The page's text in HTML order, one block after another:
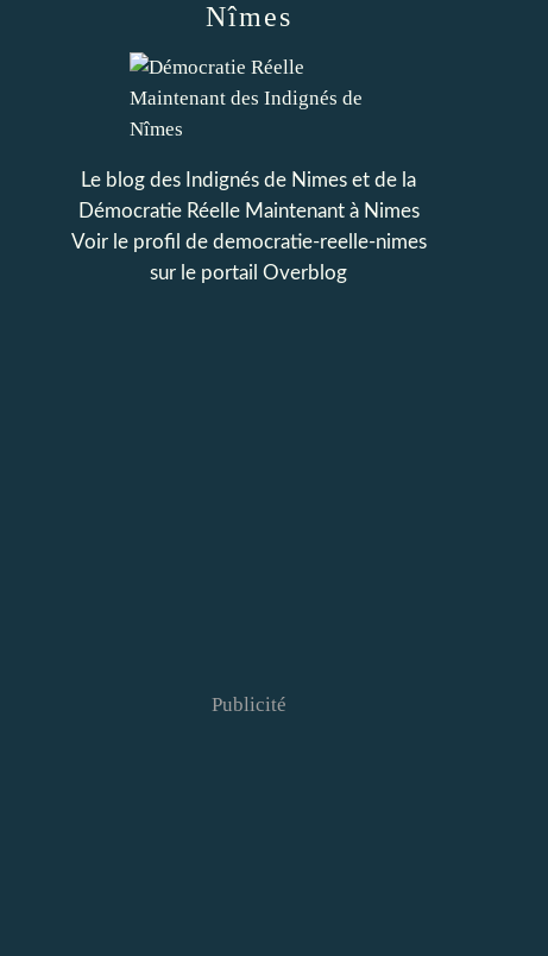
Nîmes
Le blog des Indignés de Nimes et de la
Démocratie Réelle Maintenant à Nimes
Voir le profil de democratie-reelle-nimes
sur le portail Overblog
Publicité